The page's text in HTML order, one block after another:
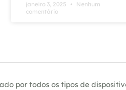
janeiro 3, 2025
Nenhum
comentário
por todos os tipos de